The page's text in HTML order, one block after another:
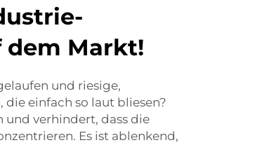
Markt!
und riesige,
einfach so laut bliesen?
und verhindert, dass die
Es ist ablenkend,